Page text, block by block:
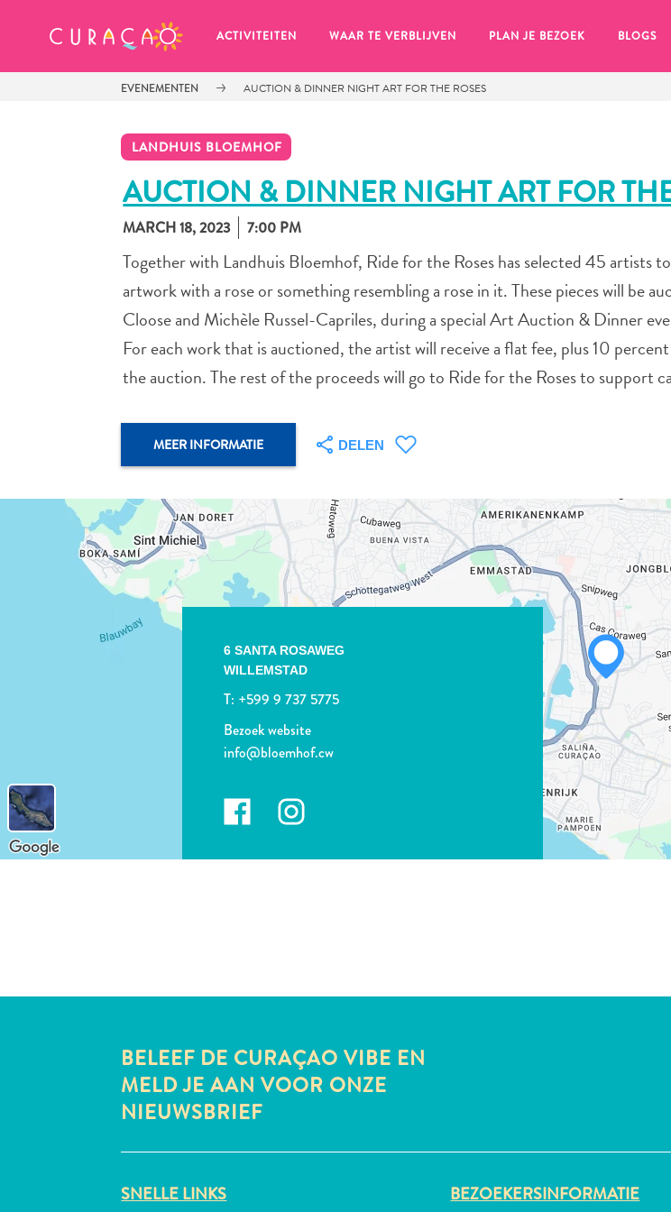
ACTIVITEITEN WAAR TE VERBLIJVEN PLAN JE BEZOEK BLOGS
EVENEMENTEN AUCTION & DINNER NIGHT ART FOR THE ROSES
LANDHUIS BLOEMHOF
AUCTION & DINNER NIGHT ART FOR
MARCH 18, 2023 7:00 PM
Together with Landhuis Bloemhof, Ride for the Roses has selected 45 artists
artwork with a rose or something resembling a rose in it. These pieces will be
Cloose and Michèle Russel-Capriles, during a special Art Auction & Dinner
For each work that is auctioned, the artist will receive a flat fee, plus 10
the auction. The rest of the proceeds will go to Ride for the Roses to support
MEER INFORMATIE DELEN
WHATSAPP
FACEBOOK
LINK KOPIËREN
6 SANTA ROSAWEG
WILLEMSTAD
T: +599 9 737 5775
Bezoek website
info@bloemhof.cw
BELEEF DE CURAÇAO VIBE EN
MELD JE AAN VOOR ONZE
NIEUWSBRIEF
SNELLE LINKS BEZOEKERSINFORMATIE
MIJN FAVORIETEN
Zo te zien heb je nog geen
LINK KOPIËREN